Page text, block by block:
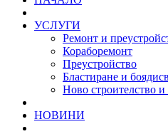
УСЛУГИ
Ремонт и
Кораборемонт
Преустройство
Бластиране и
Ново строителство
НОВИНИ